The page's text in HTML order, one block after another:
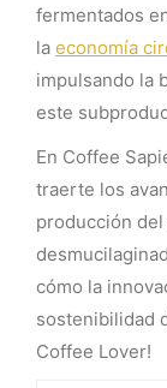
fermentados
la economía
impulsando la
este
En Coffee
traerte los
producción del
cómo la
sostenibilidad
Coffee Lover!